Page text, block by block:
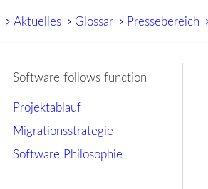
Aktuelles Glossar Pressebereich
Software follows function
Projektablauf
Migrationsstrategie
Software Philosophie